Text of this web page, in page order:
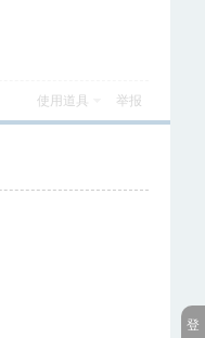
使用道具 举报
登